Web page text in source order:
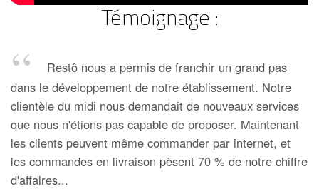
Témoignage :
Restô nous a permis de franchir un grand pas
dans le développement de notre établissement. Notre
clientèle du midi nous demandait de nouveaux services
que nous n'étions pas capable de proposer. Maintenant
les clients peuvent même commander par internet, et
les commandes en livraison pèsent 70 % de notre chiffre
d'affaires...